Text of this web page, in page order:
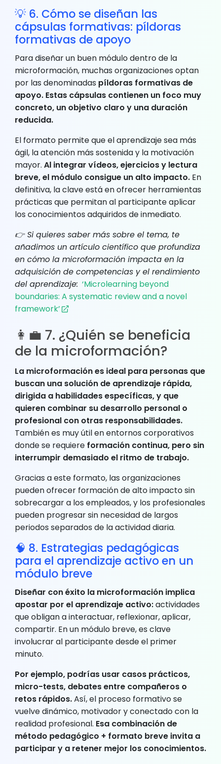
💡 6. Cómo se diseñan las
cápsulas formativas: píldoras
formativas de apoyo
Para diseñar un buen módulo dentro de la
microformación, muchas organizaciones optan
por las denominadas píldoras formativas de
apoyo. Estas cápsulas contienen un foco muy
concreto, un objetivo claro y una duración
reducida.
El formato permite que el aprendizaje sea más
ágil, la atención más sostenida y la motivación
mayor. Al integrar vídeos, ejercicios y lectura
breve, el módulo consigue un alto impacto. En
definitiva, la clave está en ofrecer herramientas
prácticas que permitan al participante aplicar
los conocimientos adquiridos de inmediato.
👉 Si quieres saber más sobre el tema, te
añadimos un artículo científico que profundiza
en cómo la microformación impacta en la
adquisición de competencias y el rendimiento
del aprendizaje: ‘Microlearning beyond
boundaries: A systematic review and a novel
framework’
👩‍💼 7. ¿Quién se beneficia
de la microformación?
La microformación es ideal para personas que
buscan una solución de aprendizaje rápida,
dirigida a habilidades específicas, y que
quieren combinar su desarrollo personal o
profesional con otras responsabilidades.
También es muy útil en entornos corporativos
donde se requiere formación continua, pero sin
interrumpir demasiado el ritmo de trabajo.
Gracias a este formato, las organizaciones
pueden ofrecer formación de alto impacto sin
sobrecargar a los empleados, y los profesionales
pueden progresar sin necesidad de largos
periodos separados de la actividad diaria.
🧠 8. Estrategias pedagógicas
para el aprendizaje activo en un
módulo breve
Diseñar con éxito la microformación implica
apostar por el aprendizaje activo:actividades
que obligan a interactuar, reflexionar, aplicar,
compartir. En un módulo breve, es clave
involucrar al participante desde el primer
minuto.
Por ejemplo, podrías usar casos prácticos,
micro-tests, debates entre compañeros o
retos rápidos.Así, el proceso formativo se
vuelve dinámico, motivador y conectado con la
realidad profesional. Esa combinación de
método pedagógico + formato breve invita a
participar y a retener mejor los conocimientos.